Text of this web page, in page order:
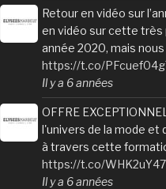
Retour en vidéo sur
en vidéo sur cette très
année 2020, mais nous
https://t.co/
Il y a 6 années
OFFRE
l'univers de la mode et
à travers cette
https://t.co/
Il y a 6 années